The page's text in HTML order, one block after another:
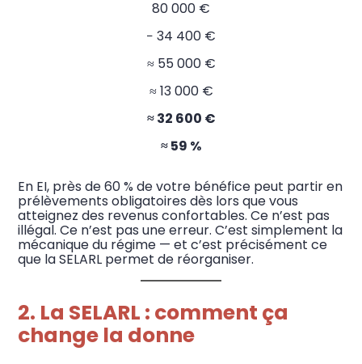
80 000 €
− 34 400 €
≈ 55 000 €
≈ 13 000 €
≈ 32 600 €
≈ 59 %
En EI, près de 60 % de votre bénéfice peut partir en
prélèvements obligatoires dès lors que vous
atteignez des revenus confortables. Ce n’est pas
illégal. Ce n’est pas une erreur. C’est simplement la
mécanique du régime — et c’est précisément ce
que la SELARL permet de réorganiser.
2. La SELARL : comment ça
change la donne